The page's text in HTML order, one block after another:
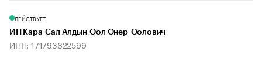
ДЕЙСТВУЕТ
ИП Кара-Сал Алдын-Оол Онер-Оолович
ИНН: 171793622599